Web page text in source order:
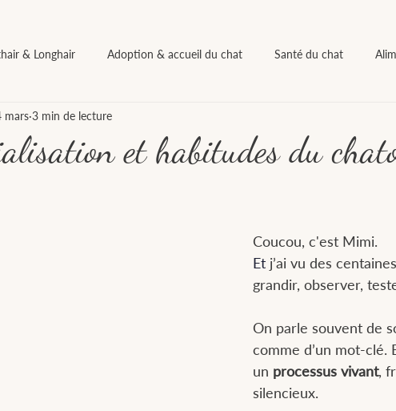
& Longhair Adoption & accueil du chat Santé du chat
Environnement & dangers du chat
et habitudes du
mars 3 min de lecture
sur 5.
Coucou, c'est Mimi.
Et j’ai vu des
grandir, observer,
On parle souvent de
comme d’un mot-clé.
un processus vivant,
silencieux.